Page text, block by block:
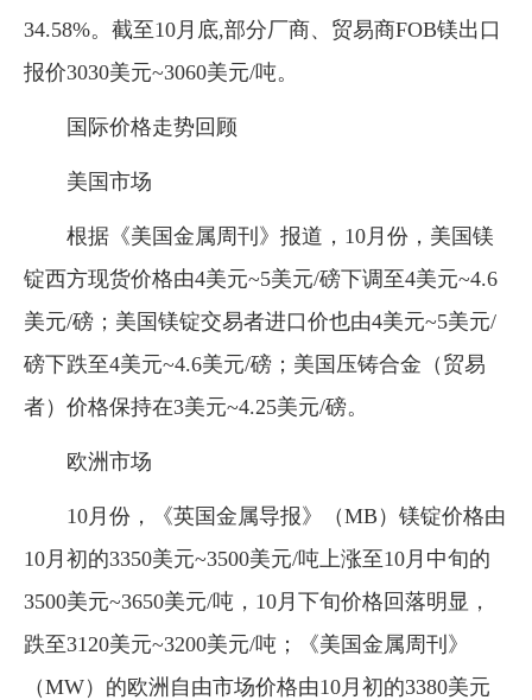
34.58%。截至10月底,部分厂商、贸易商FOB镁出口
报价3030美元~3060美元/吨。
国际价格走势回顾
美国市场
根据《美国金属周刊》报道，10月份，美国镁
锭西方现货价格由4美元~5美元/磅下调至4美元~4.6
美元/磅；美国镁锭交易者进口价也由4美元~5美元/
磅下跌至4美元~4.6美元/磅；美国压铸合金（贸易
者）价格保持在3美元~4.25美元/磅。
欧洲市场
10月份，《英国金属导报》（MB）镁锭价格由
10月初的3350美元~3500美元/吨上涨至10月中旬的
3500美元~3650美元/吨，10月下旬价格回落明显，
跌至3120美元~3200美元/吨；《美国金属周刊》
（MW）的欧洲自由市场价格由10月初的3380美元